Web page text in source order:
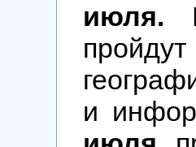
июля.
и